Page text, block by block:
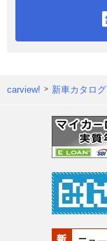
carview! 新車カタログ